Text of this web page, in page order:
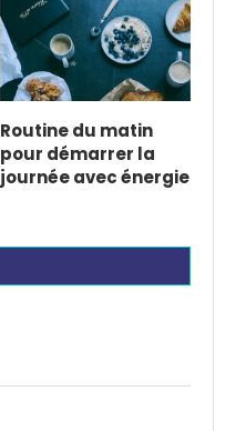
Routine du matin
pour démarrer la
journée avec énergie